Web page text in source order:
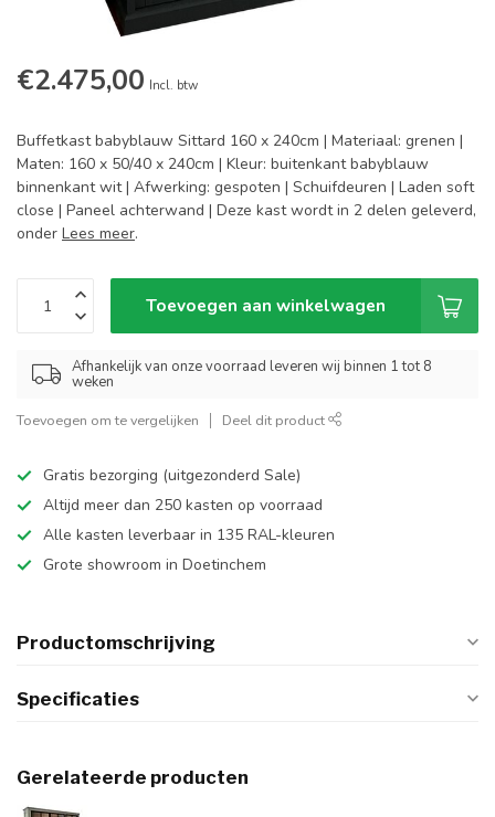
€2.475,00 Incl. btw
Buffetkast babyblauw Sittard 160 x 240cm | Materiaal: grenen |
Maten: 160 x 50/40 x 240cm | Kleur: buitenkant babyblauw
binnenkant wit | Afwerking: gespoten | Schuifdeuren | Laden soft
close | Paneel achterwand | Deze kast wordt in 2 delen geleverd,
onder Lees meer.
Toevoegen aan winkelwagen
Afhankelijk van onze voorraad leveren wij binnen 1 tot 8
weken
Toevoegen om te vergelijken Deel dit product
Gratis bezorging (uitgezonderd Sale)
Altijd meer dan 250 kasten op voorraad
Alle kasten leverbaar in 135 RAL-kleuren
Grote showroom in Doetinchem
Productomschrijving
Specificaties
Gerelateerde producten